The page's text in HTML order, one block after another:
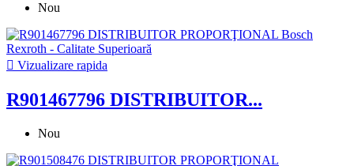
Nou
 Vizualizare rapida
R901467796 DISTRIBUITOR...
Nou